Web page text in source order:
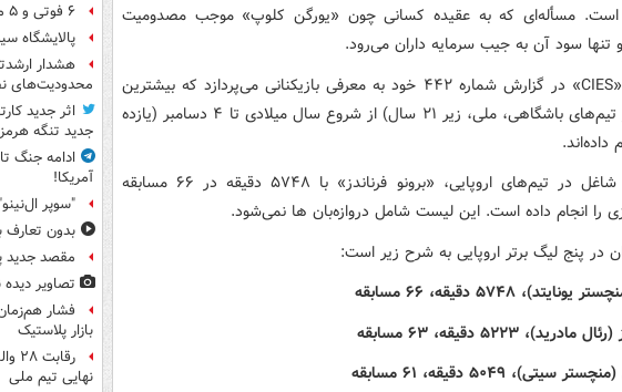
است. مسأله‌ای که به عقیده کسانی چون «یورگن کلوپ» موجب مصدومیت
تنها سود آن به جیب سرمایه داران می‌رود.
رصدخانه فوتبال «CIES» در گزارش شماره ۴۴۲ خود به معرفی بازیکنانی می‌پردازد که بیشترین
تعداد بازی را (در تیم‌های باشگاهی، ملی، زیر ۲۱ سال) از شروع سال میلادی تا ۴ دسامبر (یازده
در بین بازیکنان شاغل در تیم‌های اروپایی، «برونو فرناندز» با ۵۷۴۸ دقیقه در ۶۶ مسابقه
را انجام داده است. این لیست شامل دروازه‌بان ها نمی‌شود.
در پنج لیگ برتر اروپایی به شرح زیر است:
۶ فوتی و ۵ مصدوم بر اثر تصادف زنجیره‌ای
پالایشگاه
هشدار
محدودیت‌های
اثر جدید
جدید تنگه هرمز
ادامه جنگ
آمریکا!
"سوپر
بدون تعارف
مقصد جدید
تصاویر
فشار
بازار پلاستیک
نهایی تیم ملی